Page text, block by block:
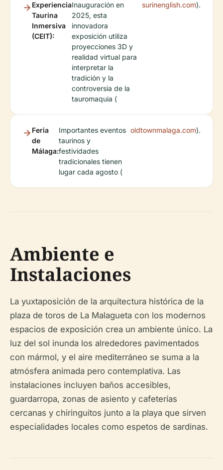
Experiencia
Taurina
Inmersiva
(CEIT):
Inauguración en
2025, esta
innovadora
exposición utiliza
proyecciones 3D y
realidad virtual para
interpretar la
tradición y la
controversia de la
tauromaquia (
surinenglish.com).
Feria
de
Málaga:
Importantes eventos
taurinos y
festividades
tradicionales tienen
lugar cada agosto (
oldtownmalaga.com).
Ambiente e
Instalaciones
La yuxtaposición de la arquitectura histórica de la
plaza de toros de La Malagueta con los modernos
espacios de exposición crea un ambiente único. La
luz del sol inunda los alrededores pavimentados
con mármol, y el aire mediterráneo se suma a la
atmósfera animada pero contemplativa. Las
instalaciones incluyen baños accesibles,
guardarropa, zonas de asiento y cafeterías
cercanas y chiringuitos junto a la playa que sirven
especialidades locales como espetos de sardinas.